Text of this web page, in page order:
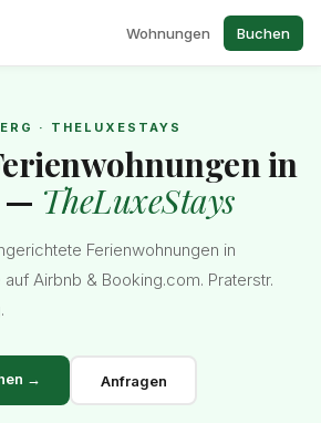
Wohnungen Buchen
· THELUXESTAYS
in
— TheLuxeStays
Ferienwohnungen in
Airbnb & Booking.com. Praterstr.
→ Anfragen